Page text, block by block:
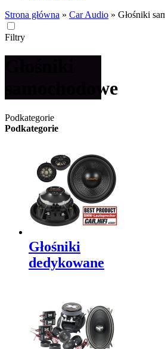
Strona główna » Car Audio » Głośniki
Filtry
samochodowe
Podkategorie
Podkategorie
Głośniki
dedykowane